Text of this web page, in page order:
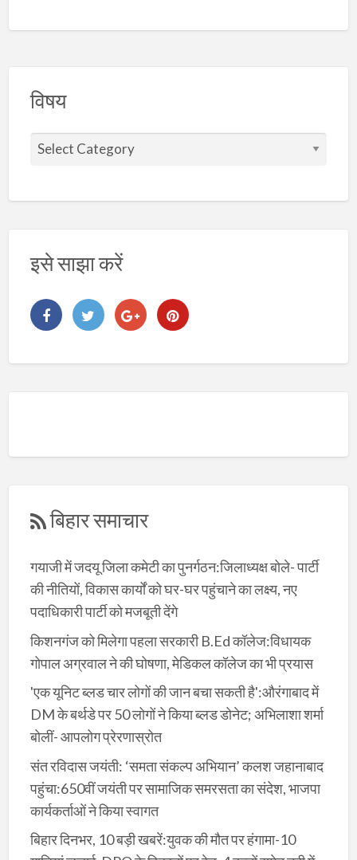
विषय
इसे साझा करें
बिहार समाचार
गयाजी में जदयू जिला कमेटी का पुनर्गठन:जिलाध्यक्ष बोले- पार्टी
की नीतियों, विकास कार्यों को घर-घर पहुंचाने का लक्ष्य, नए
पदाधिकारी पार्टी को मजबूती देंगे
किशनगंज को मिलेगा पहला सरकारी B.Ed कॉलेज:विधायक
गोपाल अग्रवाल ने की घोषणा, मेडिकल कॉलेज का भी प्रयास
'एक यूनिट ब्लड चार लोगों की जान बचा सकती है':औरंगाबाद में
DM के बर्थडे पर 50 लोगों ने किया ब्लड डोनेट; अभिलाशा शर्मा
बोलीं- आपलोग प्रेरणास्रोत
संत रविदास जयंती: ‘समता संकल्प अभियान’ कलश जहानाबाद
पहुंचा:650वीं जयंती पर सामाजिक समरसता का संदेश, भाजपा
कार्यकर्ताओं ने किया स्वागत
बिहार दिनभर, 10 बड़ी खबरें:युवक की मौत पर हंगामा-10